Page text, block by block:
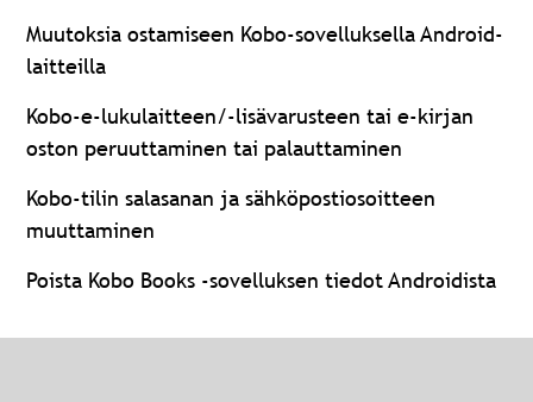
Muutoksia ostamiseen Kobo-sovelluksella Android-
laitteilla
Kobo-e-lukulaitteen/-lisävarusteen tai e-kirjan
oston peruuttaminen tai palauttaminen
Kobo-tilin salasanan ja sähköpostiosoitteen
muuttaminen
Poista Kobo Books -sovelluksen tiedot Androidista